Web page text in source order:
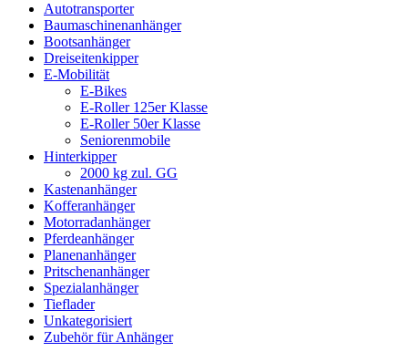
Autotransporter
Baumaschinenanhänger
Bootsanhänger
Dreiseitenkipper
E-Mobilität
E-Bikes
E-Roller 125er Klasse
E-Roller 50er Klasse
Seniorenmobile
Hinterkipper
2000 kg zul. GG
Kastenanhänger
Kofferanhänger
Motorradanhänger
Pferdeanhänger
Planenanhänger
Pritschenanhänger
Spezialanhänger
Tieflader
Unkategorisiert
Zubehör für Anhänger